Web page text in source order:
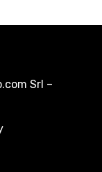
Srl –